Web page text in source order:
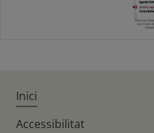
Inici
Accessibilitat